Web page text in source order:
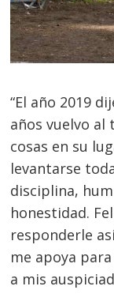
“El año 2019
años vuelvo al
cosas en su
levantarse
disciplina,
honestidad.
responderle
me apoya
a mis